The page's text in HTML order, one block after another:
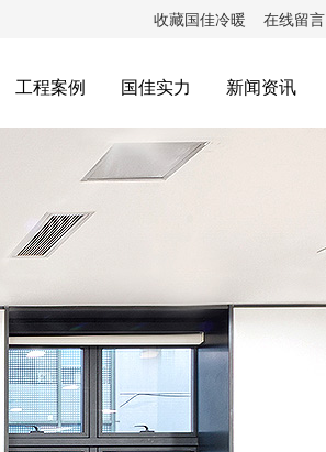
收藏国佳冷暖 在线留言
工程案例 国佳实力 新闻资讯